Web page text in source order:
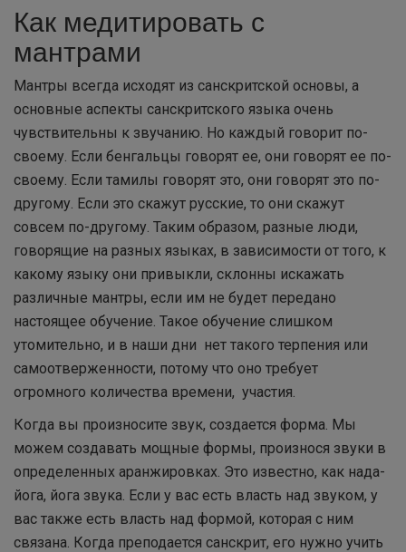
Как медитировать с
мантрами
Мантры всегда исходят из санскритской основы, а
основные аспекты санскритского языка очень
чувствительны к звучанию. Но каждый говорит по-
своему. Если бенгальцы говорят ее, они говорят ее по-
своему. Если тамилы говорят это, они говорят это по-
другому. Если это скажут русские, то они скажут
совсем по-другому. Таким образом, разные люди,
говорящие на разных языках, в зависимости от того, к
какому языку они привыкли, склонны искажать
различные мантры, если им не будет передано
настоящее обучение. Такое обучение слишком
утомительно, и в наши дни нет такого терпения или
самоотверженности, потому что оно требует
огромного количества времени, участия.
Когда вы произносите звук, создается форма. Мы
можем создавать мощные формы, произнося звуки в
определенных аранжировках. Это известно, как нада-
йога, йога звука. Если у вас есть власть над звуком, у
вас также есть власть над формой, которая с ним
связана. Когда преподается санскрит, его нужно учить